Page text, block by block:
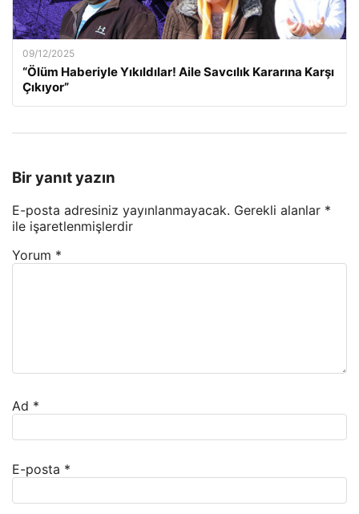
09/12/2025
“Ölüm Haberiyle Yıkıldılar! Aile Savcılık Kararına Karşı
Çıkıyor”
Bir yanıt yazın
E-posta adresiniz yayınlanmayacak. Gerekli alanlar *
ile işaretlenmişlerdir
Yorum *
Ad *
E-posta *